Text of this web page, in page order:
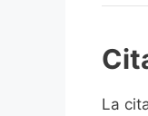
​​​​​​​​​​​​​​​​​​​​​​​​​​​​La